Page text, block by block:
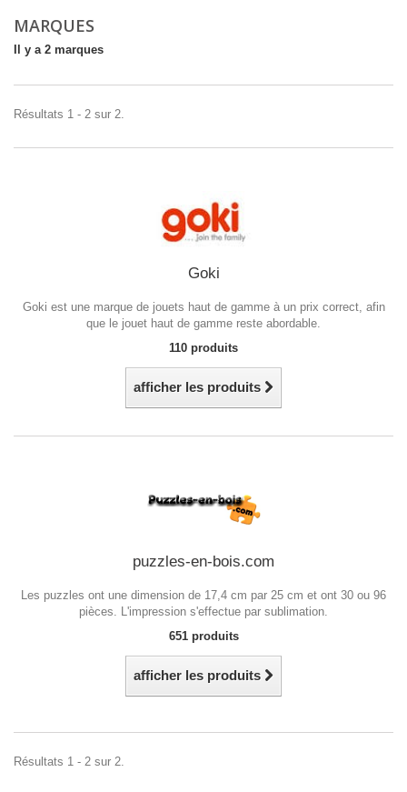
MARQUES
Il y a 2 marques
Résultats 1 - 2 sur 2.
Goki
Goki est une marque de jouets haut de gamme à un prix correct, afin
que le jouet haut de gamme reste abordable.
110 produits
afficher les produits
puzzles-en-bois.com
Les puzzles ont une dimension de 17,4 cm par 25 cm et ont 30 ou 96
pièces. L'impression s'effectue par sublimation.
651 produits
afficher les produits
Résultats 1 - 2 sur 2.